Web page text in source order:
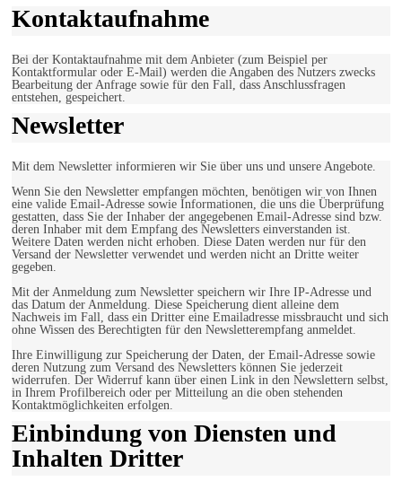
Kontaktaufnahme
Bei der Kontaktaufnahme mit dem Anbieter (zum Beispiel per
Kontaktformular oder E-Mail) werden die Angaben des Nutzers zwecks
Bearbeitung der Anfrage sowie für den Fall, dass Anschlussfragen
entstehen, gespeichert.
Newsletter
Mit dem Newsletter informieren wir Sie über uns und unsere Angebote.
Wenn Sie den Newsletter empfangen möchten, benötigen wir von Ihnen
eine valide Email-Adresse sowie Informationen, die uns die Überprüfung
gestatten, dass Sie der Inhaber der angegebenen Email-Adresse sind bzw.
deren Inhaber mit dem Empfang des Newsletters einverstanden ist.
Weitere Daten werden nicht erhoben. Diese Daten werden nur für den
Versand der Newsletter verwendet und werden nicht an Dritte weiter
gegeben.
Mit der Anmeldung zum Newsletter speichern wir Ihre IP-Adresse und
das Datum der Anmeldung. Diese Speicherung dient alleine dem
Nachweis im Fall, dass ein Dritter eine Emailadresse missbraucht und sich
ohne Wissen des Berechtigten für den Newsletterempfang anmeldet.
Ihre Einwilligung zur Speicherung der Daten, der Email-Adresse sowie
deren Nutzung zum Versand des Newsletters können Sie jederzeit
widerrufen. Der Widerruf kann über einen Link in den Newslettern selbst,
in Ihrem Profilbereich oder per Mitteilung an die oben stehenden
Kontaktmöglichkeiten erfolgen.
Einbindung von Diensten und
Inhalten Dritter